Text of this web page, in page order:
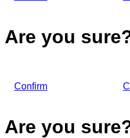
Are you
Confirm
Are you